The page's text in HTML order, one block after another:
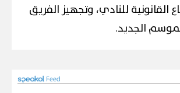
القانونية للنادي، وتجهيز الفريق
الجديد.